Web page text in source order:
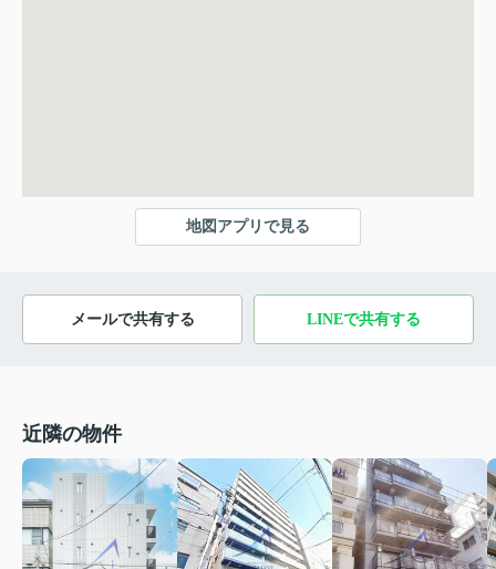
地図アプリで見る
メールで共有する LINEで共有する
近隣の物件